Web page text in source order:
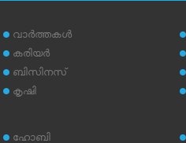
വാര്‍ത്തകള്‍
കരിയര്‍
ബിസിനസ്
കൃഷി
ഹോബി